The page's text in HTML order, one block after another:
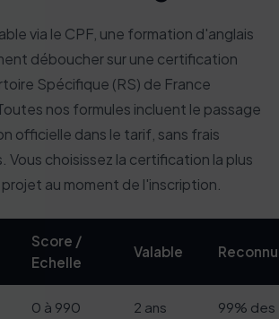
via le CPF, une formation d'anglais
déboucher sur une certification
Spécifique (RS) de France
nos formules incluent le passage
officielle dans le tarif, sans frais
Vous choisissez la certification la plus
au moment de l'inscription.
Score /
Echelle
Valable
0 à 990
2 ans
99% des